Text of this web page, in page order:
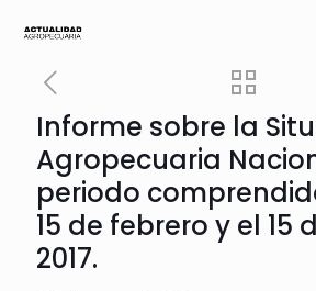
Informe sobre la
Agropecuaria
periodo
15 de febrero y el 15
2017.